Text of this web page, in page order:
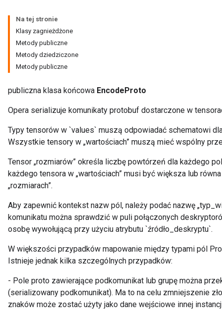
Na tej stronie
Klasy zagnieżdżone
Metody publiczne
Metody dziedziczone
Metody publiczne
publiczna klasa końcowa EncodeProto
Opera serializuje komunikaty protobuf dostarczone w
Typy tensorów w `values` muszą odpowiadać schematowi
Wszystkie tensory w „wartościach” muszą mieć wspólny
Tensor „rozmiarów” określa liczbę powtórzeń dla każdego
każdego tensora w „wartościach” musi być większa lub
„rozmiarach”.
Aby zapewnić kontekst nazw pól, należy podać nazwę
komunikatu można sprawdzić w puli połączonych
osobę wywołującą przy użyciu atrybutu `źródło_deskryptu`.
W większości przypadków mapowanie między typami pól
Istnieje jednak kilka szczególnych przypadków:
- Pole proto zawierające podkomunikat lub grupę można
(serializowany podkomunikat). Ma to na celu zmniejszenie
znaków może zostać użyty jako dane wejściowe innej